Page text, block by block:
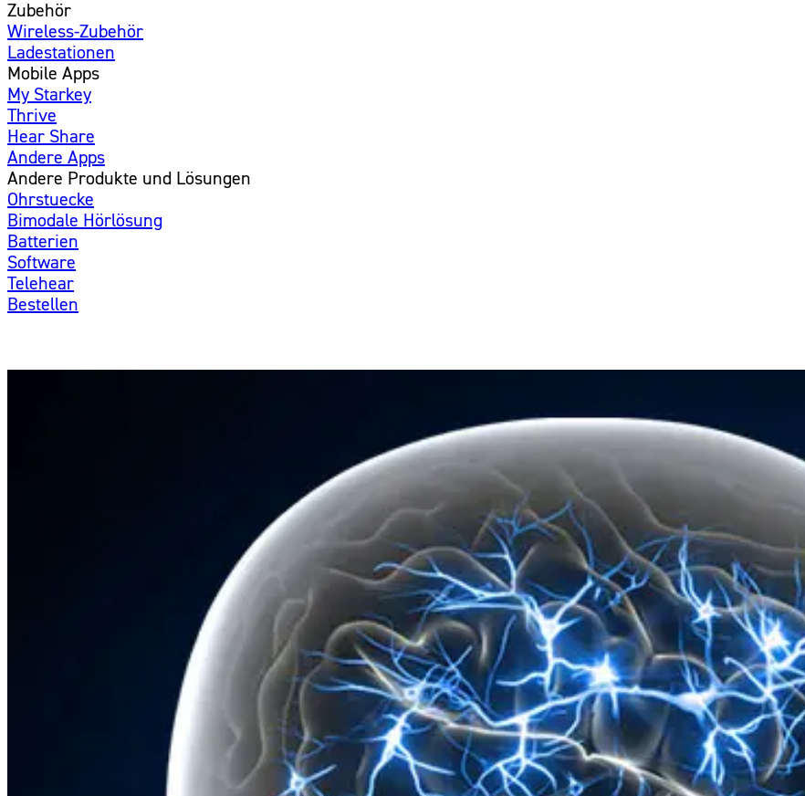
Zubehör
Wireless-Zubehör
Ladestationen
Mobile Apps
My Starkey
Thrive
Hear Share
Andere Apps
Andere Produkte und Lösungen
Ohrstuecke
Bimodale Hörlösung
Batterien
Software
Telehear
Bestellen